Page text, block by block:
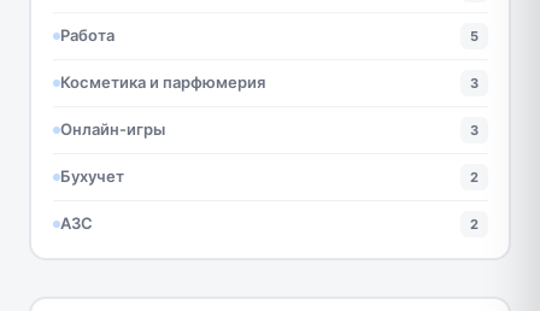
Работа 5
Косметика и парфюмерия 3
Онлайн-игры 3
Бухучет 2
АЗС 2